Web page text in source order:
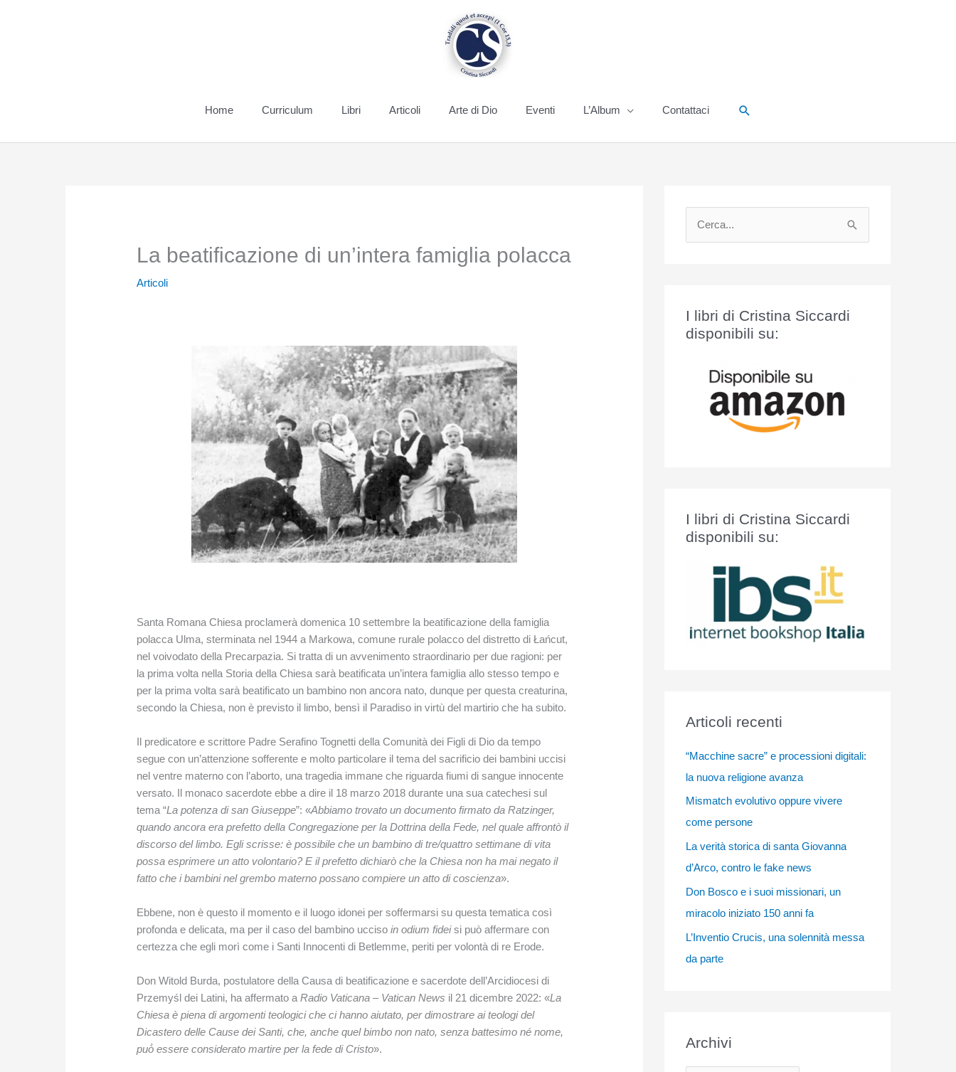
Home Curriculum Libri Articoli Arte di Dio Eventi L’Album Contattaci Cerca
La beatificazione di un’intera famiglia polacca
Articoli
Santa Romana Chiesa proclamerà domenica 10 settembre la beatificazione della famiglia
polacca Ulma, sterminata nel 1944 a Markowa, comune rurale polacco del distretto di Łańcut,
nel voivodato della Precarpazia. Si tratta di un avvenimento straordinario per due ragioni: per
la prima volta nella Storia della Chiesa sarà beatificata un’intera famiglia allo stesso tempo e
per la prima volta sarà beatificato un bambino non ancora nato, dunque per questa creaturina,
secondo la Chiesa, non è previsto il limbo, bensì il Paradiso in virtù del martirio che ha subito.
Il predicatore e scrittore Padre Serafino Tognetti della Comunità dei Figli di Dio da tempo
segue con un’attenzione sofferente e molto particolare il tema del sacrificio dei bambini uccisi
nel ventre materno con l’aborto, una tragedia immane che riguarda fiumi di sangue innocente
versato. Il monaco sacerdote ebbe a dire il 18 marzo 2018 durante una sua catechesi sul
tema “La potenza di san Giuseppe”: «Abbiamo trovato un documento firmato da Ratzinger,
quando ancora era prefetto della Congregazione per la Dottrina della Fede, nel quale affrontò il
discorso del limbo. Egli scrisse: è possibile che un bambino di tre/quattro settimane di vita
possa esprimere un atto volontario? E il prefetto dichiarò che la Chiesa non ha mai negato il
fatto che i bambini nel grembo materno possano compiere un atto di coscienza».
Ebbene, non è questo il momento e il luogo idonei per soffermarsi su questa tematica così
profonda e delicata, ma per il caso del bambino uccisoin odium fideisi può affermare con
certezza che egli morì come i Santi Innocenti di Betlemme, periti per volontà di re Erode.
Don Witold Burda, postulatore della Causa di beatificazione e sacerdote dell’Arcidiocesi di
Przemyśl dei Latini, ha affermato aRadio Vaticana – Vatican News il 21 dicembre 2022: «La
Chiesa è piena di argomenti teologici che ci hanno aiutato, per dimostrare ai teologi del
Dicastero delle Cause dei Santi, che, anche quel bimbo non nato, senza battesimo né nome,
può̀ essere considerato martire per la fede di Cristo».
:I libri di Cristina Siccardi
disponibili su:
I libri di Cristina Siccardi
disponibili su:
Articoli recenti
“Macchine sacre” e processioni digitali:
la nuova religione avanza
Mismatch evolutivo oppure vivere
come persone
La verità storica di santa Giovanna
d’Arco, contro le fake news
Don Bosco e i suoi missionari, un
miracolo iniziato 150 anni fa
L’Inventio Crucis, una solennità messa
da parte
Archivi